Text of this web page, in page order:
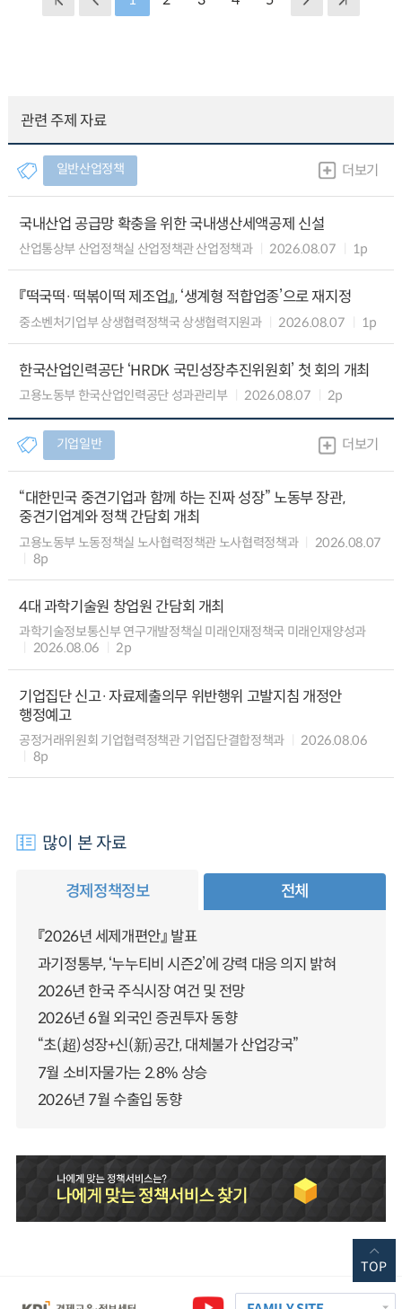
관련 주제 자료
일반산업정책 더보기
국내산업 공급망 확충을 위한 국내생산세액공제 신설
산업통상부 산업정책실 산업정책관 산업정책과 2026.08.07 1p
『떡국떡·떡볶이떡 제조업』, ‘생계형 적합업종’으로 재지정
중소벤처기업부 상생협력정책국 상생협력지원과 2026.08.07 1p
한국산업인력공단 ‘HRDK 국민성장추진위원회’ 첫 회의 개최
고용노동부 한국산업인력공단 성과관리부 2026.08.07 2p
기업일반 더보기
“대한민국 중견기업과 함께 하는 진짜 성장” 노동부 장관,
중견기업계와 정책 간담회 개최
고용노동부 노동정책실 노사협력정책관 노사협력정책과
2026.08.07
8p
4대 과학기술원 창업원 간담회 개최
과학기술정보통신부 연구개발정책실 미래인재정책국 미래인재양성과
2026.08.06
2p
기업집단 신고·자료제출의무 위반행위 고발지침 개정안
행정예고
공정거래위원회 기업협력정책관 기업집단결합정책과
2026.08.06
8p
많이 본 자료
경제정책정보 전체
『2026년 세제개편안』 발표
과기정통부, ‘누누티비 시즌2’에 강력 대응 의지 밝혀
2026년 한국 주식시장 여건 및 전망
2026년 6월 외국인 증권투자 동향
“초(超)성장+신(新)공간, 대체불가 산업강국”
7월 소비자물가는 2.8% 상승
2026년 7월 수출입 동향
TOP